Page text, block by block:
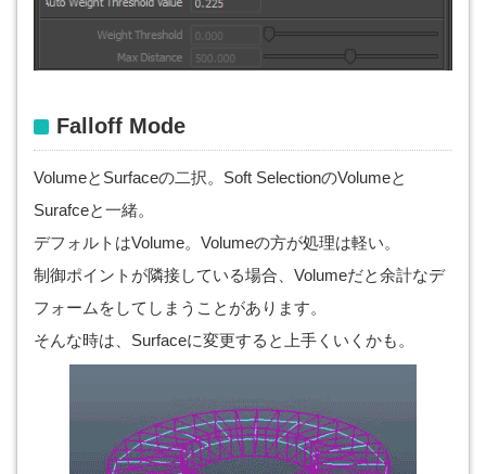
Falloff Mode
VolumeとSurfaceの二択。Soft SelectionのVolumeと
Surafceと一緒。
デフォルトはVolume。Volumeの方が処理は軽い。
制御ポイントが隣接している場合、Volumeだと余計なデ
フォームをしてしまうことがあります。
そんな時は、Surfaceに変更すると上手くいくかも。